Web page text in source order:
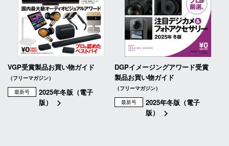
VGP受賞製品お買い物ガイド
（フリーマガジン）
最新号
2025年冬版（電子
版）
DGPイメージングアワード受賞
製品お買い物ガイド
（フリーマガジン）
最新号
2025年冬版（電子
版）